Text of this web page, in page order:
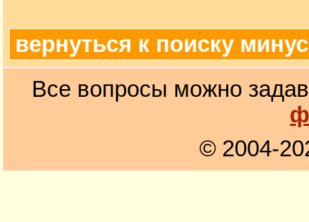
вернуться к поиску
Все вопросы можно
© 2004-